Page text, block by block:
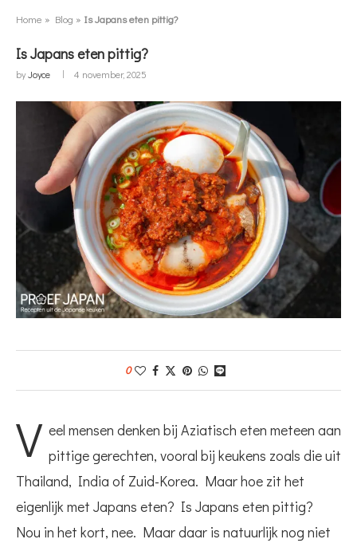
Home » Blog » Is Japans eten pittig?
Is Japans eten pittig?
byJoyce 4 november, 2025
0
V eel mensen denken bij Aziatisch eten meteen aan
pittige gerechten, vooral bij keukens zoals die uit
Thailand, India of Zuid-Korea. Maar hoe zit het
eigenlijk met Japans eten? Is Japans eten pittig?
Nou in het kort, nee. Maar daar is natuurlijk nog niet